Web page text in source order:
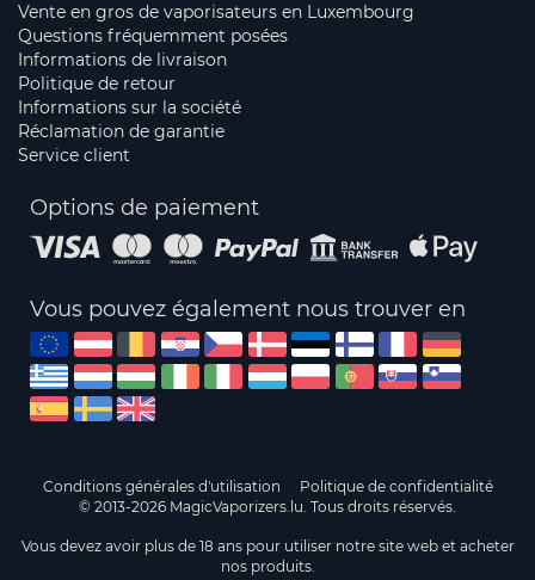
Vente en gros de vaporisateurs en Luxembourg
Questions fréquemment posées
Informations de livraison
Politique de retour
Informations sur la société
Réclamation de garantie
Service client
Options de paiement
Vous pouvez également nous trouver en
Conditions générales d'utilisation
Politique de confidentialité
© 2013-2026 MagicVaporizers.lu. Tous droits réservés.
Vous devez avoir plus de 18 ans pour utiliser notre site web et acheter
nos produits.